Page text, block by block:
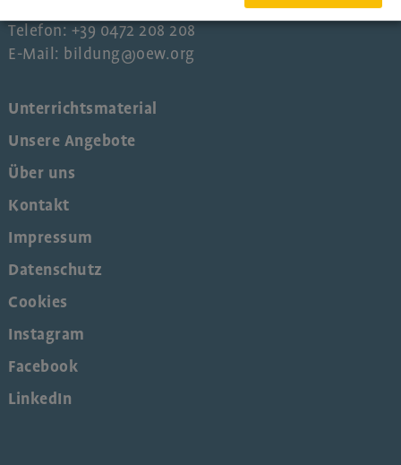
Telefon: +39 0472 208 208
E-Mail: bildung@oew.org
Unterrichtsmaterial
Unsere Angebote
Über uns
Kontakt
Impressum
Datenschutz
Cookies
Instagram
Facebook
LinkedIn